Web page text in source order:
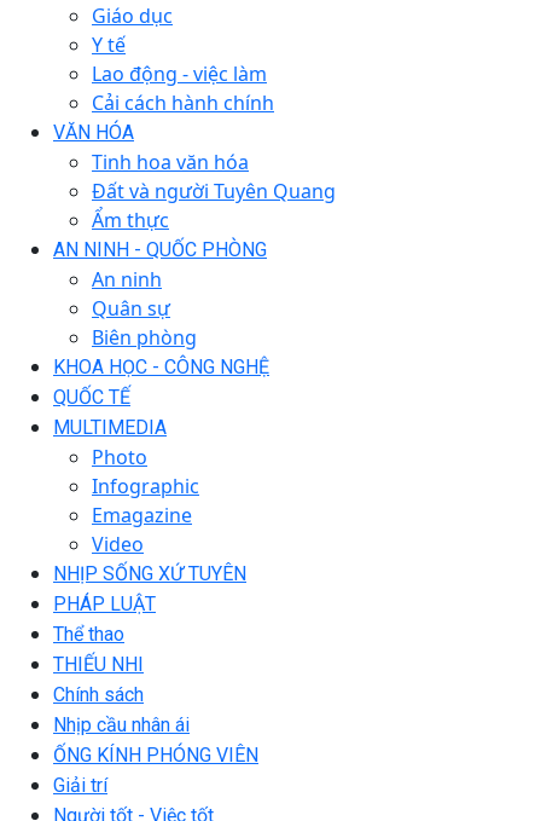
Giáo dục
Y tế
Lao động - việc làm
Cải cách hành chính
VĂN HÓA
Tinh hoa văn hóa
Đất và người Tuyên Quang
Ẩm thực
AN NINH - QUỐC PHÒNG
An ninh
Quân sự
Biên phòng
KHOA HỌC - CÔNG NGHỆ
QUỐC TẾ
MULTIMEDIA
Photo
Infographic
Emagazine
Video
NHỊP SỐNG XỨ TUYÊN
PHÁP LUẬT
Thể thao
THIẾU NHI
Chính sách
Nhịp cầu nhân ái
ỐNG KÍNH PHÓNG VIÊN
Giải trí
Người tốt - Việc tốt